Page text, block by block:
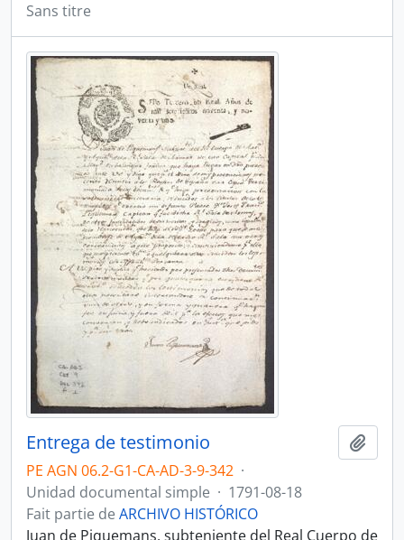
Sans titre
Entrega de testimonio
PE AGN 06.2-G1-CA-AD-3-9-342 ·
Unidad documental simple · 1791-08-18
Fait partie de ARCHIVO HISTÓRICO
Juan de Piquemans, subteniente del Real Cuerpo de